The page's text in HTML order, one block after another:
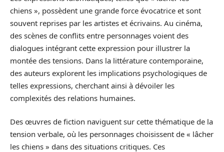
chiens », possèdent une grande force évocatrice et sont
souvent reprises par les artistes et écrivains. Au cinéma,
des scènes de conflits entre personnages voient des
dialogues intégrant cette expression pour illustrer la
montée des tensions. Dans la littérature contemporaine,
des auteurs explorent les implications psychologiques de
telles expressions, cherchant ainsi à dévoiler les
complexités des relations humaines.
Des œuvres de fiction naviguent sur cette thématique de la
tension verbale, où les personnages choisissent de « lâcher
les chiens » dans des situations critiques. Ces